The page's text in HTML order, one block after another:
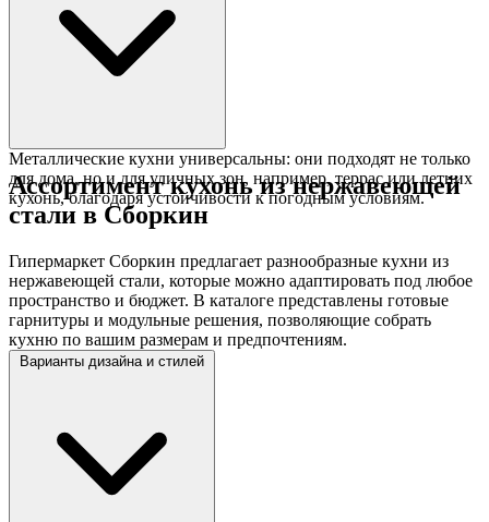
Металлические кухни универсальны: они подходят не только
для дома, но и для уличных зон, например, террас или летних
кухонь, благодаря устойчивости к погодным условиям.
Ассортимент кухонь из нержавеющей
стали в Сборкин
Гипермаркет Сборкин предлагает разнообразные кухни из
нержавеющей стали, которые можно адаптировать под любое
пространство и бюджет. В каталоге представлены готовые
гарнитуры и модульные решения, позволяющие собрать
кухню по вашим размерам и предпочтениям.
Варианты дизайна и стилей